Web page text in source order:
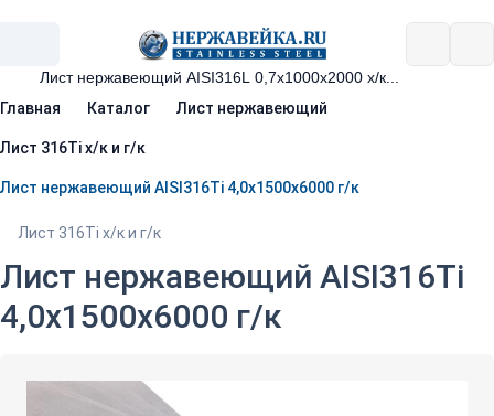
Главная Каталог Лист нержавеющий
Лист 316Ti х/к и г/к
Лист нержавеющий AISI316Ti 4,0х1500х6000 г/к
Лист 316Ti х/к и г/к
Лист нержавеющий AISI316Ti
4,0х1500х6000 г/к